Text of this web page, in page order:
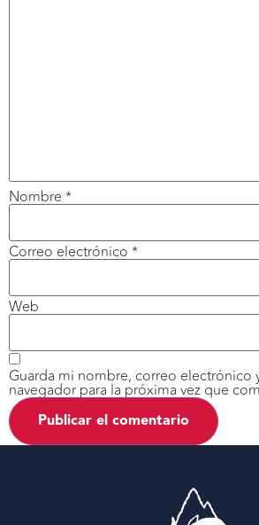
Nombre *
Correo electrónico *
Web
Guarda mi nombre, correo electrónico
navegador para la próxima vez que